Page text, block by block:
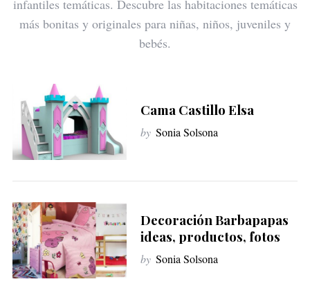
infantiles temáticas. Descubre las habitaciones temáticas
más bonitas y originales para niñas, niños, juveniles y
bebés.
Cama Castillo Elsa
by Sonia Solsona
Decoración Barbapapas
ideas, productos, fotos
by Sonia Solsona